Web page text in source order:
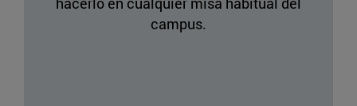
campus.